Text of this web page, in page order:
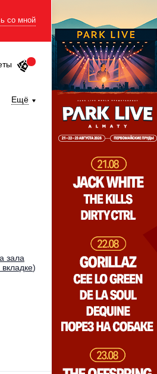
со мной
Ещё
зала
)